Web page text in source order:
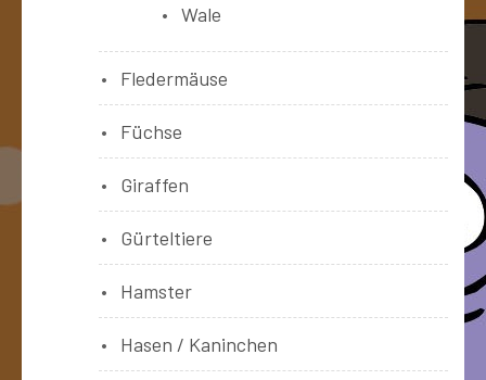
Wale
Fledermäuse
Füchse
Giraffen
Gürteltiere
Hamster
Hasen / Kaninchen